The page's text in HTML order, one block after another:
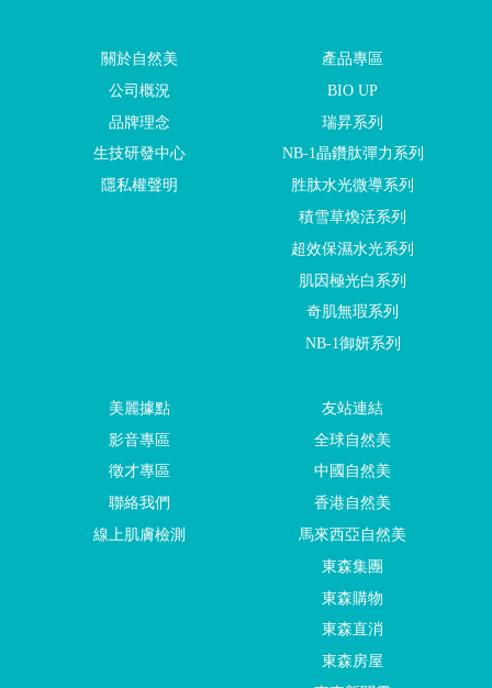
關於自然美
公司概況
品牌理念
生技研發中心
隱私權聲明
產品專區
BIO UP
瑞昇系列
NB-1晶鑽肽彈力系列
胜肽水光微導系列
積雪草煥活系列
超效保濕水光系列
肌因極光白系列
奇肌無瑕系列
NB-1御妍系列
美麗據點
影音專區
徵才專區
聯絡我們
線上肌膚檢測
友站連結
全球自然美
中國自然美
香港自然美
馬來西亞自然美
東森集團
東森購物
東森直消
東森房屋